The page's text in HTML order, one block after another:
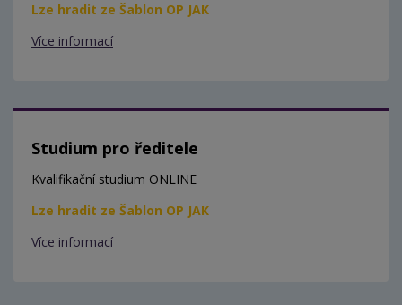
Lze hradit ze Šablon OP JAK
Více informací
Studium pro ředitele
Kvalifikační studium ONLINE
Lze hradit ze Šablon OP JAK
Více informací